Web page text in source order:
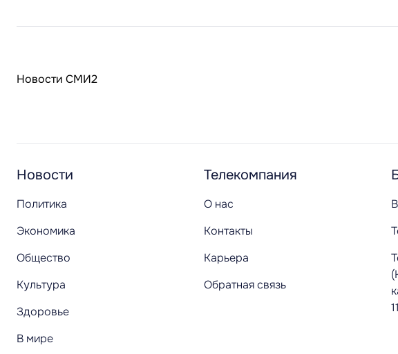
Новости СМИ2
Новости
Политика
Экономика
Общество
Культура
Здоровье
В мире
Телекомпания
О нас
Контакты
Карьера
Обратная связь